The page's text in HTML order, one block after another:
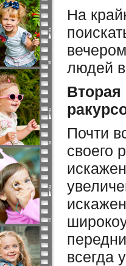
На
людей
Вторая
Почти
своего
всегда